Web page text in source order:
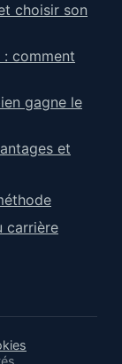
choisir son
comment
gagne le
et
carrière